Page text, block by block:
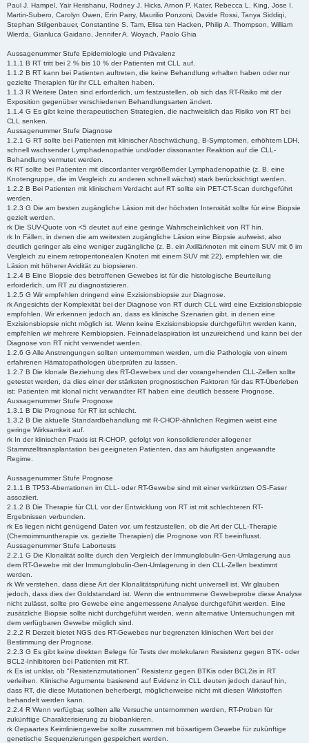
Paul J. Hampel, Yair Herishanu, Rodney J. Hicks, Arnon P. Kater, Rebecca L. King, Jose I.
Martin-Subero, Carolyn Owen, Erin Parry, Maurilio Ponzoni, Davide Rossi, Tanya Siddiqi,
Stephan Stilgenbauer, Constantine S. Tam, Elisa ten Hacken, Philip A. Thompson, William
Wierda, Gianluca Gaidano, Jennifer A. Woyach, Paolo Ghia
Aussagenummer Stufe Epidemiologie und Prävalenz
1.1.1 B RT tritt bei 2 % bis 10 % der Patienten mit CLL auf.
1.1.2 B RT kann bei Patienten auftreten, die keine Behandlung erhalten haben oder nur
gezielte Therapien für ihr CLL erhalten haben.
1.1.3 R Weitere Daten sind erforderlich, um festzustellen, ob sich das RT-Risiko mit der
Exposition gegenüber verschiedenen Behandlungsarten ändert.
1.1.4 G Es gibt keine therapeutischen Strategien, die nachweislich das Risiko von RT bei
CLL senken.
Aussagenummer Stufe Diagnose
1.2.1 G RT sollte bei Patienten mit klinischer Abschwächung, B-Symptomen, erhöhtem LDH,
schnell wachsender Lymphadenopathie und/oder dissonanter Reaktion auf die CLL-
Behandlung vermutet werden.
rk RT sollte bei Patienten mit discordanter vergrößernder Lymphadenopathie (z. B. eine
Knotengruppe, die im Vergleich zu anderen schnell wächst) stark berücksichtigt werden.
1.2.2 B Bei Patienten mit klinischem Verdacht auf RT sollte ein PET-CT-Scan durchgeführt
werden.
1.2.3 G Die am besten zugängliche Läsion mit der höchsten Intensität sollte für eine Biopsie
gezielt werden.
rk Die SUV-Quote von <5 deutet auf eine geringe Wahrscheinlichkeit von RT hin.
rk In Fällen, in denen die am weitesten zugängliche Läsion eine Biopsie aufweist, also
deutlich geringer als eine weniger zugängliche (z. B. ein Axillärknoten mit einem SUV mit 6 im
Vergleich zu einem retroperitonealen Knoten mit einem SUV mit 22), empfehlen wir, die
Läsion mit höherer Avidität zu biopsieren.
1.2.4 B Eine Biopsie des betroffenen Gewebes ist für die histologische Beurteilung
erforderlich, um RT zu diagnostizieren.
1.2.5 G Wir empfehlen dringend eine Exzisionsbiopsie zur Diagnose.
rk Angesichts der Komplexität bei der Diagnose von RT durch CLL wird eine Exzisionsbiopsie
empfohlen. Wir erkennen jedoch an, dass es klinische Szenarien gibt, in denen eine
Exzisionsbiopsie nicht möglich ist. Wenn keine Exzisionsbiopsie durchgeführt werden kann,
empfehlen wir mehrere Kernbiopsien. Feinnadelaspiration ist unzureichend und kann bei der
Diagnose von RT nicht verwendet werden.
1.2.6 G Alle Anstrengungen sollten unternommen werden, um die Pathologie von einem
erfahrenen Hämatopathologen überprüfen zu lassen.
1.2.7 B Die klonale Beziehung des RT-Gewebes und der vorangehenden CLL-Zellen sollte
getestet werden, da dies einer der stärksten prognostischen Faktoren für das RT-Überleben
ist: Patienten mit klonal nicht verwandter RT haben eine deutlich bessere Prognose.
Aussagenummer Stufe Prognose
1.3.1 B Die Prognose für RT ist schlecht.
1.3.2 B Die aktuelle Standardbehandlung mit R-CHOP-ähnlichen Regimen weist eine
geringe Wirksamkeit auf.
rk In der klinischen Praxis ist R-CHOP, gefolgt von konsolidierender allogener
Stammzelltransplantation bei geeigneten Patienten, das am häufigsten angewandte
Regime.
Aussagenummer Stufe Prognose
2.1.1 B TP53-Aberrationen im CLL- oder RT-Gewebe sind mit einer verkürzten OS-Faser
assoziiert.
2.1.2 B Die Therapie für CLL vor der Entwicklung von RT ist mit schlechteren RT-
Ergebnissen verbunden.
rk Es liegen nicht genügend Daten vor, um festzustellen, ob die Art der CLL-Therapie
(Chemoimmuntherapie vs. gezielte Therapien) die Prognose von RT beeinflusst.
Aussagenummer Stufe Labortests
2.2.1 G Die Klonalität sollte durch den Vergleich der Immunglobulin-Gen-Umlagerung aus
dem RT-Gewebe mit der Immunglobulin-Gen-Umlagerung in den CLL-Zellen bestimmt
werden.
rk Wir verstehen, dass diese Art der Klonalitätsprüfung nicht universell ist. Wir glauben
jedoch, dass dies der Goldstandard ist. Wenn die entnommene Gewebeprobe diese Analyse
nicht zulässt, sollte pro Gewebe eine angemessene Analyse durchgeführt werden. Eine
zusätzliche Biopsie sollte nicht durchgeführt werden, wenn alternative Untersuchungen mit
dem verfügbaren Gewebe möglich sind.
2.2.2 R Derzeit bietet NGS des RT-Gewebes nur begrenzten klinischen Wert bei der
Bestimmung der Prognose.
2.2.3 G Es gibt keine direkten Belege für Tests der molekularen Resistenz gegen BTK- oder
BCL2-Inhibitoren bei Patienten mit RT.
rk Es ist unklar, ob "Resistenzmutationen" Resistenz gegen BTKis oder BCL2is in RT
verleihen. Klinische Argumente basierend auf Evidenz in CLL deuten jedoch darauf hin,
dass RT, die diese Mutationen beherbergt, möglicherweise nicht mit diesen Wirkstoffen
behandelt werden kann.
2.2.4 R Wenn verfügbar, sollten alle Versuche unternommen werden, RT-Proben für
zukünftige Charakterisierung zu biobankieren.
rk Gepaartes Keimliniengewebe sollte zusammen mit bösartigem Gewebe für zukünftige
genetische Sequenzierungen gespeichert werden.